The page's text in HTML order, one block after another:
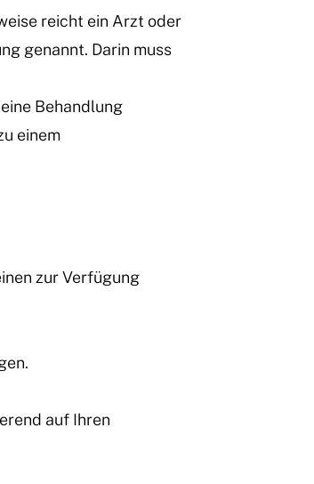
reicht ein Arzt oder
genannt. Darin muss
Behandlung
einem
zur Verfügung
auf Ihren